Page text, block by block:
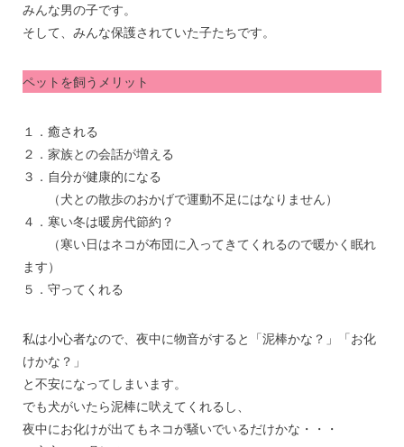
みんな男の子です。
そして、みんな保護されていた子たちです。
ペットを飼うメリット
１．癒される
２．家族との会話が増える
３．自分が健康的になる
（犬との散歩のおかげで運動不足にはなりません）
４．寒い冬は暖房代節約？
（寒い日はネコが布団に入ってきてくれるので暖かく眠れ
ます）
５．守ってくれる
私は小心者なので、夜中に物音がすると「泥棒かな？」「お化
けかな？」
と不安になってしまいます。
でも犬がいたら泥棒に吠えてくれるし、
夜中にお化けが出てもネコが騒いでいるだけかな・・・